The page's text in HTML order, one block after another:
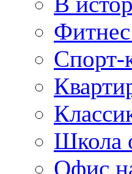
Школа
Офис